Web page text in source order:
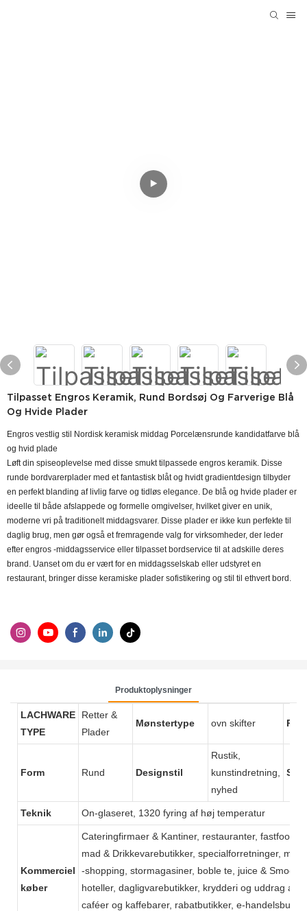
Tilpasset Engros Keramik, Rund Bordsøj Og Farverige Blå
Og Hvide Plader
Engros vestlig stil Nordisk keramisk middag Porcelænsrunde kandidatfarve blå
og hvid plade
Løft din spiseoplevelse med disse smukt tilpassede engros keramik. Disse
runde bordvarerplader med et fantastisk blåt og hvidt gradientdesign tilbyder
en perfekt blanding af livlig farve og tidløs elegance. De blå og hvide plader er
ideelle til både afslappede og formelle omgivelser, hvilket giver en unik,
moderne vri på traditionelt middagsvarer. Disse plader er ikke kun perfekte til
daglig brug, men gør også et fremragende valg for virksomheder, der leder
efter engros -middagsservice eller tilpasset bordservice til at adskille deres
brand. Uanset om du er vært for en middagsselskab eller udstyret en
restaurant, bringer disse keramiske plader sofistikering og stil til ethvert bord.
Produktoplysninger
LACHWARE
TYPE
Retter &
Plader
Mønstertype ovn skifter
Form Rund Designstil
Rustik,
kunstindretning,
nyhed
Teknik On-glaseret, 1320 fyring af høj temperatur
Kommerciel
køber
Cateringfirmaer & Kantiner, restauranter, fastfood
mad & Drikkevarebutikker, specialforretninger,
-shopping, stormagasiner, boble te, juice &
hoteller, dagligvarebutikker, krydderi og uddrag af
caféer og kaffebarer, rabatbutikker, e-